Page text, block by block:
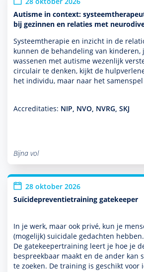
Autisme in context:
bij gezinnen en relaties met
Systeemthera­pie en inzicht in de
kunnen de behan­del­ing van
was­senen met autisme wezenlijk
circulair te denken, kijkt de
het individu, maar naar het
Accreditaties: NIP, NVO, NVRG, SKJ
Bijna vol
28 oktober 2026
Suïcidepreventietraining gatekeeper
In je werk, maar ook privé, kun je
(moge­lijk) suïcidale gedachten hebben.
De gatekeepertraining leert je hoe je
bespreekbaar maakt en de ander kan
te zoeken. De training is geschikt voor